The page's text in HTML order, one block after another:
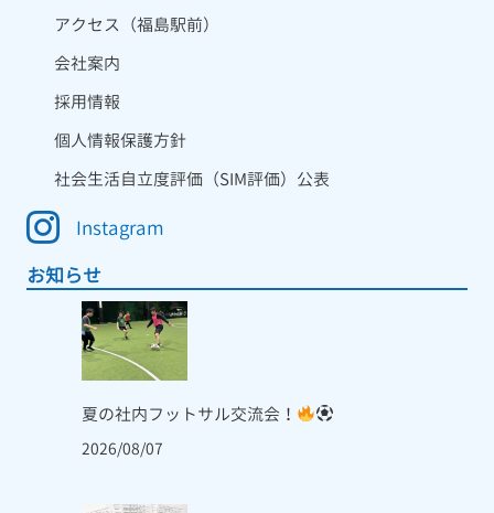
アクセス（福島駅前）
会社案内
採用情報
個人情報保護方針
社会生活自立度評価（SIM評価）公表
Instagram
お知らせ
夏の社内フットサル交流会！
2026/08/07